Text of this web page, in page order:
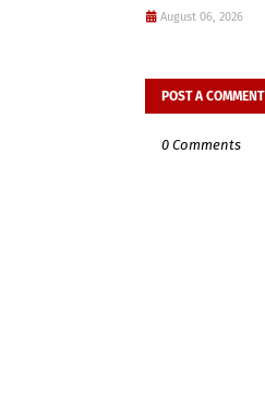
August 06, 2026
POST A COMMENT
0 Comments